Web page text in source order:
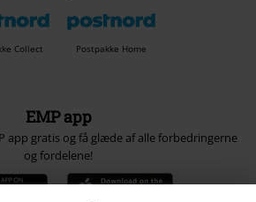
Collect Postpakke Home
EMP app
app gratis og få glæde af alle forbedringerne
og fordelene!